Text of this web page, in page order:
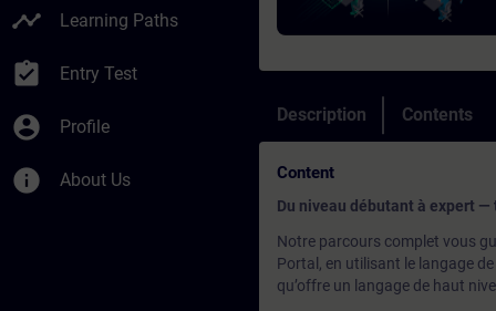
timeline Learning Paths
assignment_turned_in Entry Test
account_circle Profile
info About Us
Description Contents
Content
Du niveau débutant à expert
Notre parcours complet vous
Portal, en utilisant le langage
qu’offre un langage de haut